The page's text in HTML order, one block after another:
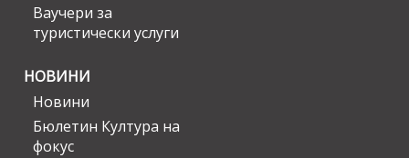
Ваучери за
туристически услуги
НОВИНИ
Новини
Бюлетин Култура на
фокус